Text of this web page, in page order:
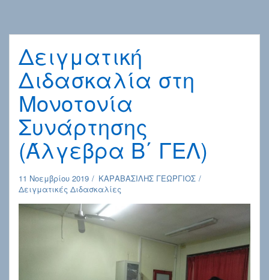
Δειγματική
Διδασκαλία στη
Μονοτονία
Συνάρτησης
(Άλγεβρα Β΄ ΓΕΛ)
11 Νοεμβρίου 2019
ΚΑΡΑΒΑΣΙΛΗΣ ΓΕΩΡΓΙΟΣ
Δειγματικές Διδασκαλίες